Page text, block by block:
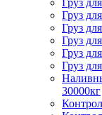
Груз
Груз
Груз
Груз
Груз
Груз
30000кг